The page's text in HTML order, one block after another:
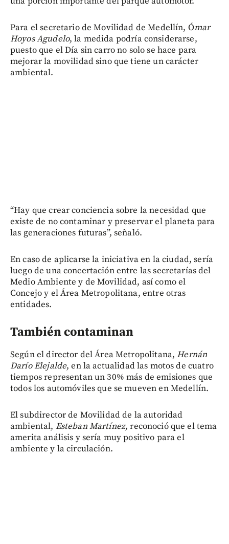
Para el secretario de Movilidad de Medellín, Ómar
Hoyos Agudelo, la medida podría considerarse,
puesto que el Día sin carro no solo se hace para
mejorar la movilidad sino que tiene un carácter
ambiental.
“Hay que crear conciencia sobre la necesidad que
existe de no contaminar y preservar el planeta para
las generaciones futuras”, señaló.
En caso de aplicarse la iniciativa en la ciudad, sería
luego de una concertación entre las secretarías del
Medio Ambiente y de Movilidad, así como el
Concejo y el Área Metropolitana, entre otras
entidades.
También contaminan
Según el director del Área Metropolitana,Hernán
Darío Elejalde, en la actualidad las motos de cuatro
tiempos representan un 30% más de emisiones que
todos los automóviles que se mueven en Medellín.
El subdirector de Movilidad de la autoridad
ambiental, Esteban Martínez, reconoció que el tema
amerita análisis y sería muy positivo para el
ambiente y la circulación.